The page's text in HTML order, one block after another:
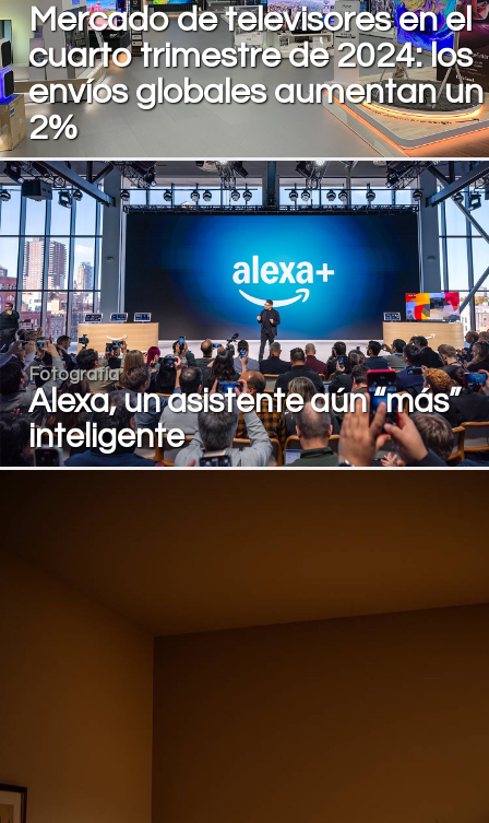
Mercado de televisores en el
cuarto trimestre de 2024: los
envíos globales aumentan un
2%
Fotografía
Alexa, un asistente aún “más”
inteligente